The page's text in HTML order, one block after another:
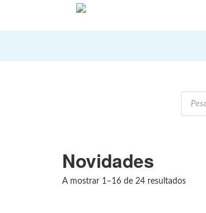
Products
search
Novidades
A mostrar 1–16 de 24 resultados